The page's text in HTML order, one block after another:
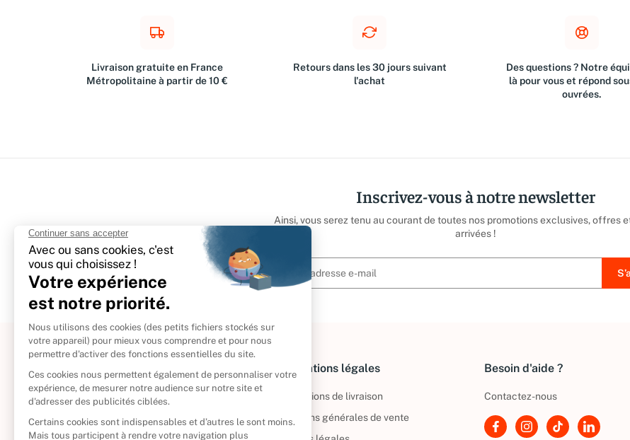
Livraison gratuite en France
Métropolitaine à partir de 10 €
Retours dans les 30 jours suivant
l'achat
Des questions ? Notre
là pour vous et répond
ouvrées.
Inscrivez-vous à notre newsletter
Ainsi, vous serez tenu au courant de toutes nos promotions exclusives, offres
arrivées !
À propos
Politique de retour
Reprendre vos livres
Informations légales
Informations de livraison
Conditions générales de vente
Besoin d'aide ?
Contactez-nous